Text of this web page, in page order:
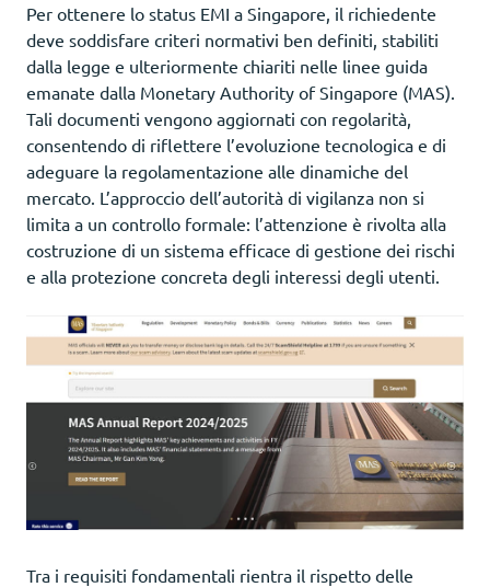
Per ottenere lo status EMI a Singapore, il richiedente
deve soddisfare criteri normativi ben definiti, stabiliti
dalla legge e ulteriormente chiariti nelle linee guida
emanate dalla Monetary Authority of Singapore (MAS).
Tali documenti vengono aggiornati con regolarità,
consentendo di riflettere l’evoluzione tecnologica e di
adeguare la regolamentazione alle dinamiche del
mercato. L’approccio dell’autorità di vigilanza non si
limita a un controllo formale: l’attenzione è rivolta alla
costruzione di un sistema efficace di gestione dei rischi
e alla protezione concreta degli interessi degli utenti.
Tra i requisiti fondamentali rientra il rispetto delle